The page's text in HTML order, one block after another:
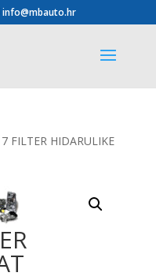
info@mbauto.hr
FILTER HIDARULIKE